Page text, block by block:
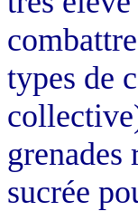
types de
sucrée